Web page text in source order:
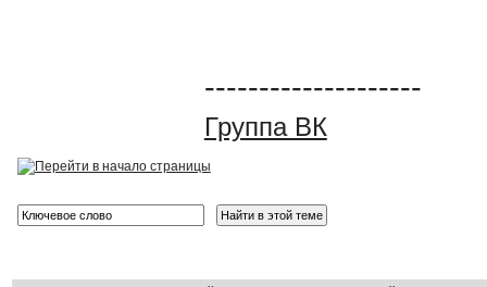
--------------------
Группа ВК